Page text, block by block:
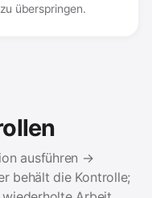
überspringen.
ausführen →
behält die Kontrolle;